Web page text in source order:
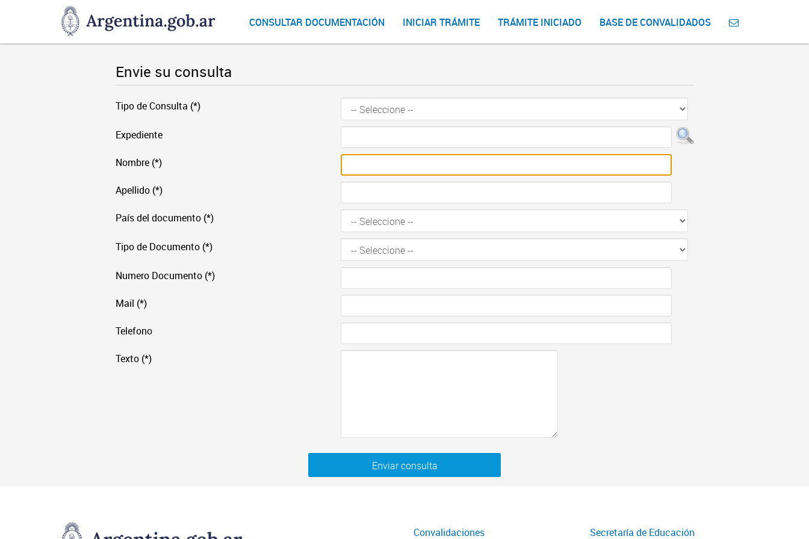
DNGU
Dirección
Nacional
CONSULTAR DOCUMENTACIÓN INICIAR TRÁMITE TRÁMITE INICIADO BASE DE CONVALIDADOS
Envie su consulta
Tipo de Consulta (*)
Expediente
Nombre (*)
Apellido (*)
País del documento (*)
Tipo de Documento (*)
Numero Documento (*)
Mail (*)
Telefono
Texto (*)
Enviar consulta
Convalidaciones Secretaría de Educación